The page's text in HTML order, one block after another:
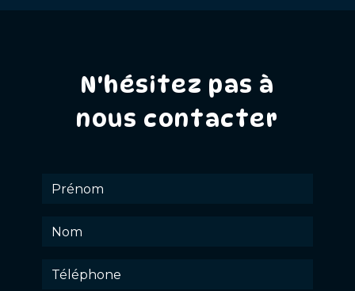
N'hésitez pas à
nous contacter